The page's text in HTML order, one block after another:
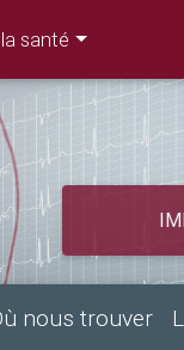
santé
nous trouver